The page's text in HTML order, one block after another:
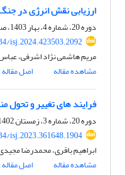
ارزیابی نقش انرژی در
دوره 20، شماره 4، بهار 1403، صفحه
isj.2024.423503.2092
مریم هاشمی نژاد اشرفی،
مشاهده مقاله
اصل مقاله
فرایند های تغییر و تحول منطقه ای و تاثیر آن
دوره 20، شماره 3، زمستان 1402، صفحه
isj.2023.361648.1904
ابراهیم باقری، محمدرضا
مشاهده مقاله
اصل مقاله